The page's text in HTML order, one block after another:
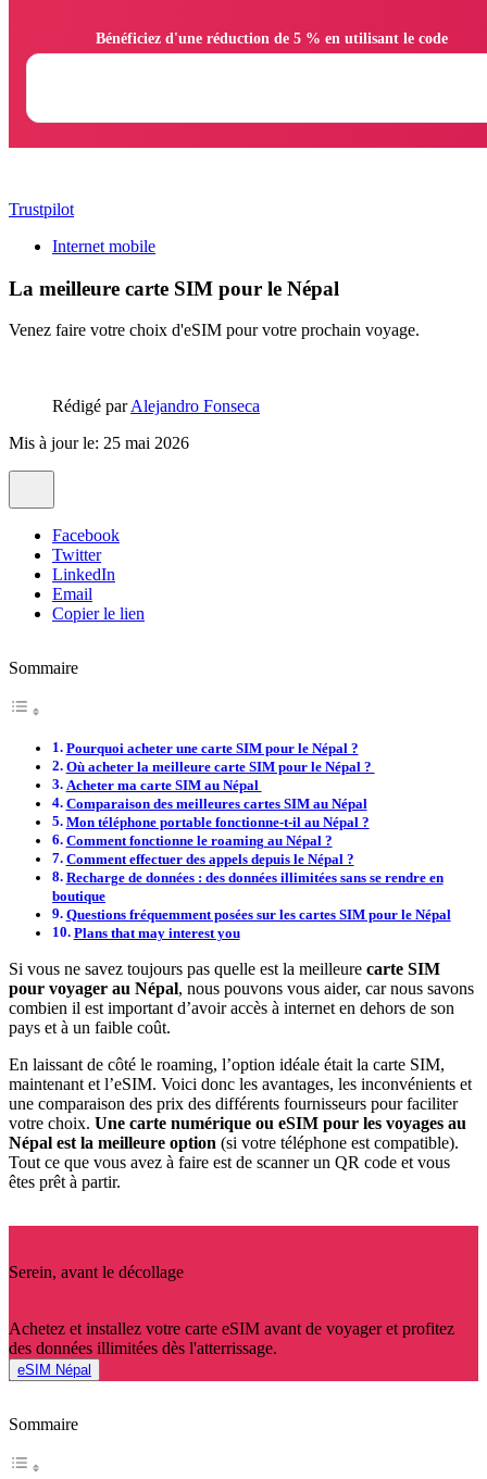
Trustpilot
Internet mobile
La meilleure carte SIM pour le Népal
Venez faire votre choix d'eSIM pour votre prochain voyage.
Rédigé parAlejandro Fonseca
Mis à jour le: 25 mai 2026
Facebook
Twitter
LinkedIn
Email
Copier le lien
Sommaire
Pourquoi acheter une carte SIM pour le Népal ?
Où acheter la meilleure carte SIM pour le Népal ?
Acheter ma carte SIM au Népal
Comparaison des meilleures cartes SIM au Népal
Mon téléphone portable fonctionne-t-il au Népal ?
Comment fonctionne le roaming au Népal ?
Comment effectuer des appels depuis le Népal ?
Recharge de données : des données illimitées sans se rendre en
boutique
Questions fréquemment posées sur les cartes SIM pour le Népal
Plans that may interest you
Si vous ne savez toujours pas quelle est la meilleure carte SIM
pour voyager au Népal, nous pouvons vous aider, car nous savons
combien il est important d’avoir accès à internet en dehors de son
pays et à un faible coût.
En laissant de côté le roaming, l’option idéale était la carte SIM,
maintenant et l’eSIM. Voici donc les avantages, les inconvénients et
une comparaison des prix des différents fournisseurs pour faciliter
votre choix. Une carte numérique ou eSIM pour les voyages au
Népal est la meilleure option (si votre téléphone est compatible).
Tout ce que vous avez à faire est de scanner un QR code et vous
êtes prêt à partir.
Serein, avant le décollage
Achetez et installez votre carte eSIM avant de voyager et profitez
des données illimitées dès l'atterrissage.
eSIM Népal
Sommaire